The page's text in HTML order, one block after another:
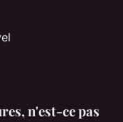
n'est-ce pas